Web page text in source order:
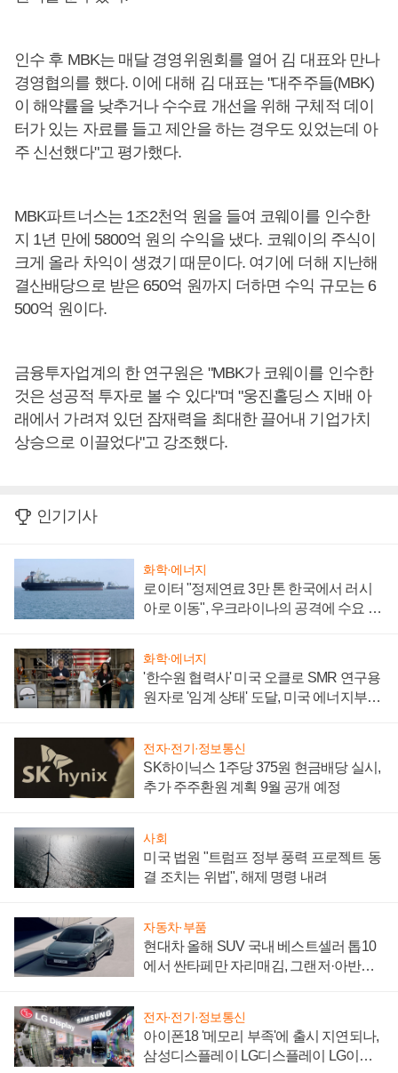
인수 후 MBK는 매달 경영위원회를 열어 김 대표와 만나
경영협의를 했다. 이에 대해 김 대표는 "대주주들(MBK)
이 해약률을 낮추거나 수수료 개선을 위해 구체적 데이
터가 있는 자료를 들고 제안을 하는 경우도 있었는데 아
주 신선했다"고 평가했다.
MBK파트너스는 1조2천억 원을 들여 코웨이를 인수한
지 1년 만에 5800억 원의 수익을 냈다. 코웨이의 주식이
크게 올라 차익이 생겼기 때문이다. 여기에 더해 지난해
결산배당으로 받은 650억 원까지 더하면 수익 규모는 6
500억 원이다.
금융투자업계의 한 연구원은 "MBK가 코웨이를 인수한
것은 성공적 투자로 볼 수 있다"며 "웅진홀딩스 지배 아
래에서 가려져 있던 잠재력을 최대한 끌어내 기업가치
상승으로 이끌었다"고 강조했다.
인기기사
화학·에너지
로이터 "정제연료 3만 톤 한국에서 러시
아로 이동", 우크라이나의 공격에 수요 늘
화학·에너지
'한수원 협력사' 미국 오클로 SMR 연구용
원자로 '임계 상태' 도달, 미국 에너지부
전자·전기·정보통신
SK하이닉스 1주당 375원 현금배당 실시,
추가 주주환원 계획 9월 공개 예정
사회
미국 법원 "트럼프 정부 풍력 프로젝트 동
결 조치는 위법", 해제 명령 내려
자동차·부품
현대차 올해 SUV 국내 베스트셀러 톱10
에서 싼타페만 자리매김, 그랜저·아반떼
전자·전기·정보통신
아이폰18 '메모리 부족'에 출시 지연되나,
삼성디스플레이 LG디스플레이 LG이노